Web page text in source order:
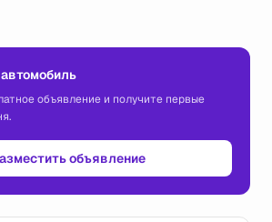
объявление и получите первые
объявление